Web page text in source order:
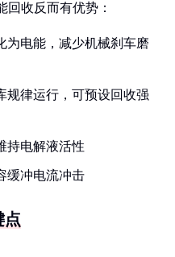
回收反而有优势：
为电能，减少机械刹车磨
规律运行，可预设回收强
持电解液活性
缓冲电流冲击
点